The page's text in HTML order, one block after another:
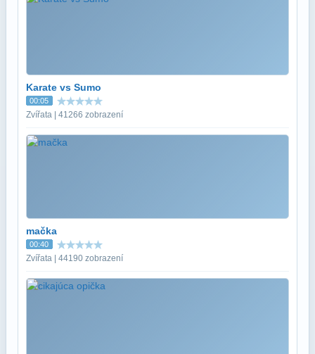
Karate vs Sumo
00:05
Zvířata | 41266 zobrazení
mačka
00:40
Zvířata | 44190 zobrazení